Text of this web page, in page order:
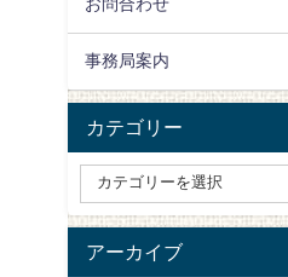
お問合わせ
事務局案内
カテゴリー
アーカイブ